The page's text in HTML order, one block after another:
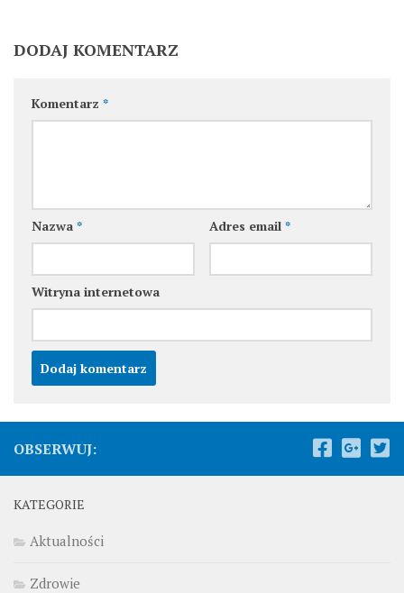
DODAJ KOMENTARZ
Komentarz *
Nazwa * Adres email *
Witryna internetowa
OBSERWUJ:
KATEGORIE
Aktualności
Zdrowie